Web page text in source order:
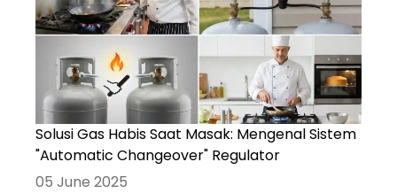
Solusi Gas Habis Saat Masak: Mengenal Sistem
"Automatic Changeover" Regulator
05 June 2025